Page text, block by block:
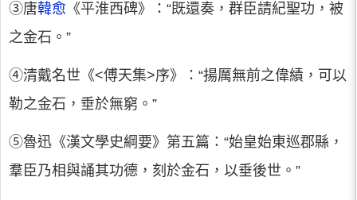
③唐韓愈 《平淮西碑》：“既還奏，群臣請紀聖功，被
之金石。”
④清戴名世《<傅天集>序》：“揚厲無前之偉績，可以
勒之金石，垂於無窮。”
⑤魯迅《漢文學史綱要》第五篇：“始皇始東巡郡縣，
羣臣乃相與誦其功德，刻於金石，以垂後世。”